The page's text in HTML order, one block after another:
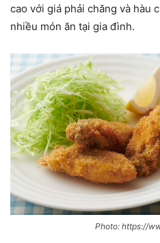
cao với giá phải chăng và hàu
nhiều món ăn tại gia đình.
Photo: https://